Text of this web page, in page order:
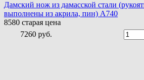
Дамский нож из дамасской стали
выполнены из акрила, пин) A740
8580 старая цена
7260 руб.